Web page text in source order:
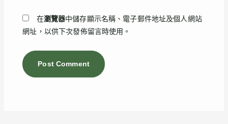
在瀏覽器中儲存顯示名稱、電子郵件地址及個人網站
網址，以供下次發佈留言時使用。